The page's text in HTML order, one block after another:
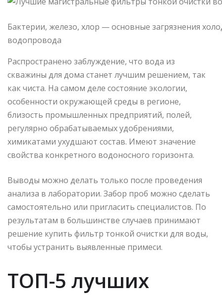
Бактерии, железо, хлор — основные загрязнения
водопровода
Распространено заблуждение, что вода из
скважины для дома станет лучшим решением, так
как чиста. На самом деле состояние экологии,
особенности окружающей среды в регионе,
близость промышленных предприятий, полей,
регулярно обрабатываемых удобрениями,
химикатами ухудшают состав. Имеют значение
свойства конкретного водоносного горизонта.
Выводы можно делать только после проведения
анализа в лаборатории. Забор проб можно сделать
самостоятельно или пригласить специалистов. По
результатам в большинстве случаев принимают
решение купить фильтр тонкой очистки для воды,
чтобы устранить выявленные примеси.
ТОП-5 лучших